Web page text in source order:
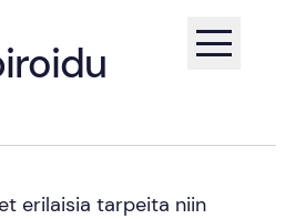
erilaisia tarpeita niin